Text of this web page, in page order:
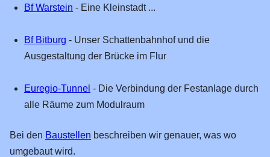
WDR
Ehrenpreis
40 Jahre EAKJ
Große Fahrzeuge
Bf Warstein - Eine Kleinstadt ...
Bf Bitburg - Unser Schattenbahnhof und die
Ausgestaltung der Brücke im Flur
Euregio-Tunnel - Die Verbindung der Festanlage durch
alle Räume zum Modulraum
Bei den Baustellen beschreiben wir genauer, was wo
umgebaut wird.